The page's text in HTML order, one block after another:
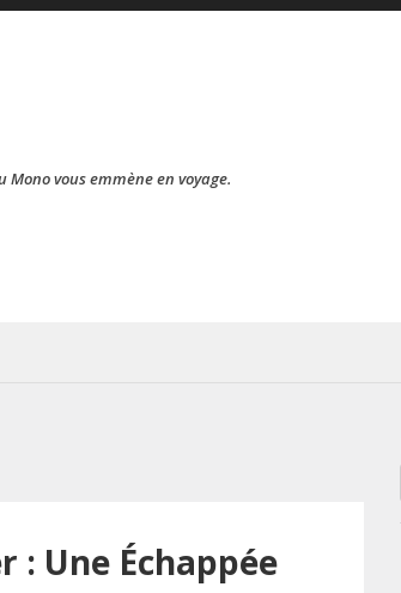
Mono vous emmène en voyage.
: Une Échappée